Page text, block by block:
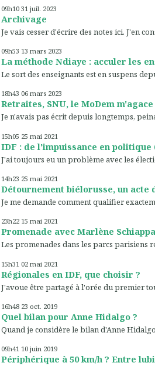
09h10 31 juil. 2023
Archivage
Je vais cesser d'écrire des notes ici. J'en
09h53 13 mars 2023
La méthode Ndiaye : acculer les
Le sort des enseignants est en suspens
18h43 06 mars 2023
Retraites, SNU, le MoDem
Je n'avais pas écrit depuis longtemps,
15h05 25 mai 2021
IDF : de l'impuissance en politique
J'ai toujours eu un problème avec les
14h23 25 mai 2021
Détournement biélorusse, un acte
Je me demande comment qualifier
23h22 15 mai 2021
Promenade avec Marlène
Les promenades dans les parcs parisiens
15h31 02 mai 2021
Régionales en IDF, que choisir ?
J'avoue être partagé à l'orée du premier
16h48 23 oct. 2019
Quel bilan pour Anne Hidalgo ?
Quand je considère le bilan d'Anne
09h41 10 juin 2019
Périphérique à 50 km/h ? Entre